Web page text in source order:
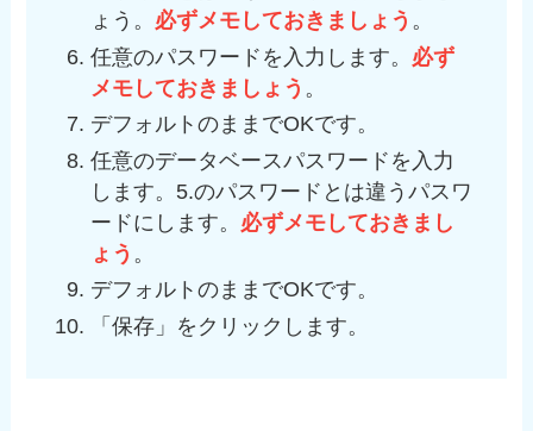
ょう。 必ずメモしておきましょう 。
任意のパスワードを入力します。 必ず
メモしておきましょう 。
デフォルトのままでOKです。
任意のデータベースパスワードを入力
します。5.のパスワードとは違うパスワ
ードにします。 必ずメモしておきまし
ょう 。
デフォルトのままでOKです。
「保存」をクリックします。